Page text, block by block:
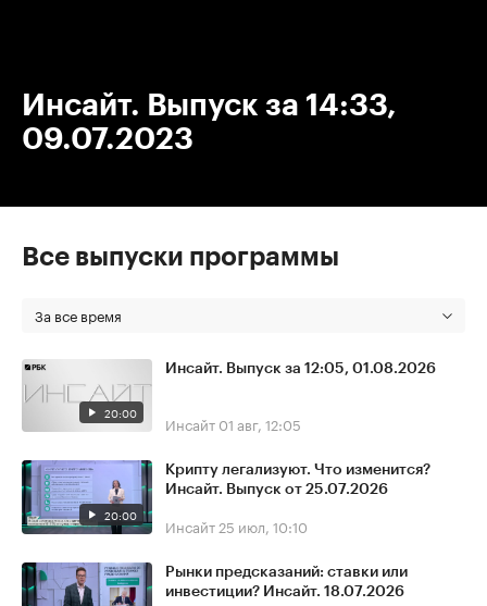
Инсайт. Выпуск за 14:33,
09.07.2023
Все выпуски программы
За все время
20:00
Инсайт. Выпуск за 12:05, 01.08.2026
Инсайт 01 авг, 12:05
20:00
Крипту легализуют. Что изменится?
Инсайт. Выпуск от 25.07.2026
Инсайт 25 июл, 10:10
Рынки предсказаний: ставки или
инвестиции? Инсайт. 18.07.2026